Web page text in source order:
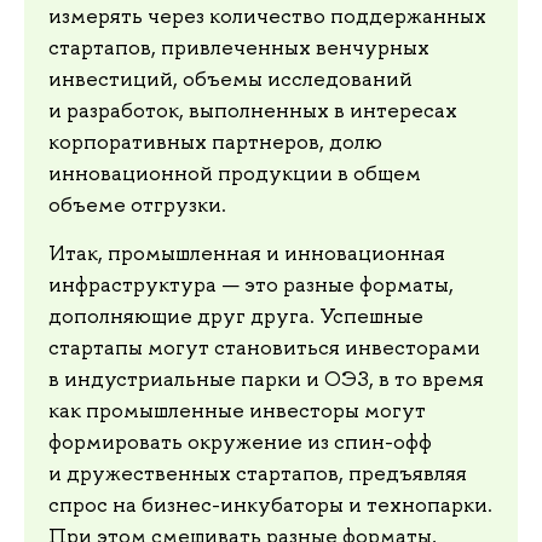
измерять через количество поддержанных
стартапов, привлеченных венчурных
инвестиций, объемы исследований
и разработок, выполненных в интересах
корпоративных партнеров, долю
инновационной продукции в общем
объеме отгрузки.
Итак, промышленная и инновационная
инфраструктура — это разные форматы,
дополняющие друг друга. Успешные
стартапы могут становиться инвесторами
в индустриальные парки и ОЭЗ, в то время
как промышленные инвесторы могут
формировать окружение из спин-офф
и дружественных стартапов, предъявляя
спрос на бизнес-инкубаторы и технопарки.
При этом смешивать разные форматы,